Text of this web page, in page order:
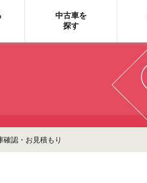
中古車を
探す
認・お見積もり